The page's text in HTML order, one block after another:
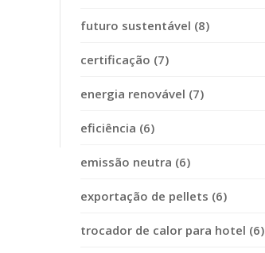
futuro sustentável (8)
certificação (7)
energia renovável (7)
eficiência (6)
emissão neutra (6)
exportação de pellets (6)
trocador de calor para hotel (6)